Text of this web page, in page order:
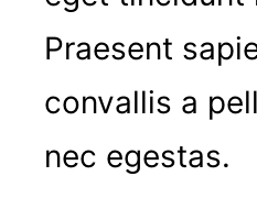
Praesent
convallis a
nec egestas.